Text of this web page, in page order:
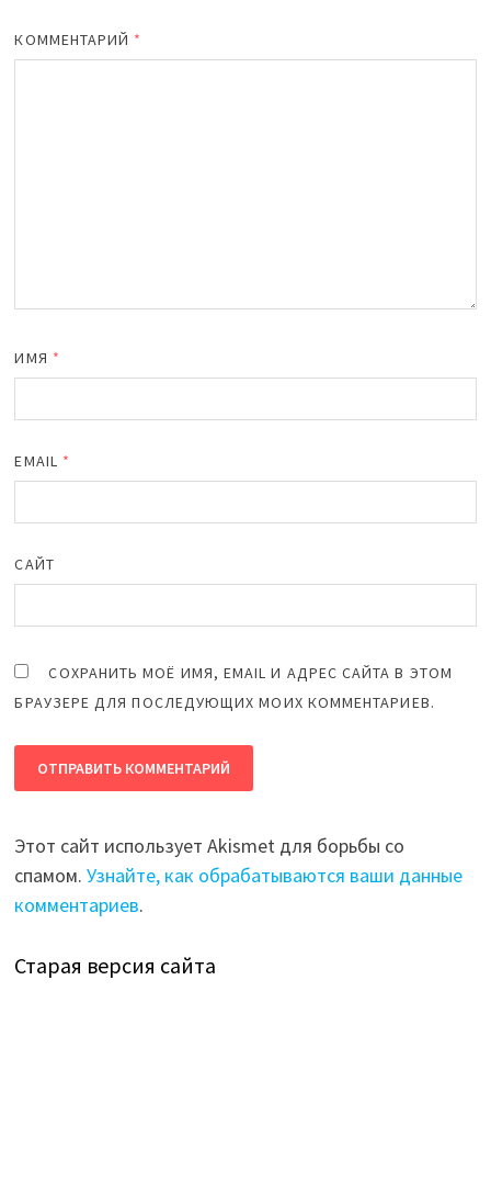
КОММЕНТАРИЙ *
ИМЯ *
EMAIL *
САЙТ
СОХРАНИТЬ МОЁ ИМЯ, EMAIL И АДРЕС САЙТА В ЭТОМ
БРАУЗЕРЕ ДЛЯ ПОСЛЕДУЮЩИХ МОИХ КОММЕНТАРИЕВ.
Этот сайт использует Akismet для борьбы со
спамом.Узнайте, как обрабатываются ваши данные
комментариев.
Старая версия сайта